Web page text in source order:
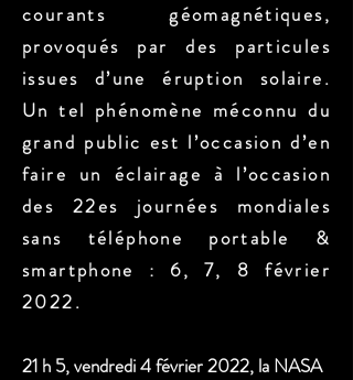
courants géomagnétiques,
provoqués par des particules
issues d’une éruption solaire.
Un tel phénomène méconnu du
grand public est l’occasion d’en
faire un éclairage à l’occasion
des 22es journées mondiales
sans téléphone portable &
smartphone : 6, 7, 8 février
2022.
21 h 5, vendredi 4 février 2022, la NASA